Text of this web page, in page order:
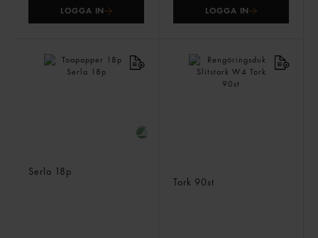
LOGGA IN LOGGA IN
Serla 18p
Tork 90st